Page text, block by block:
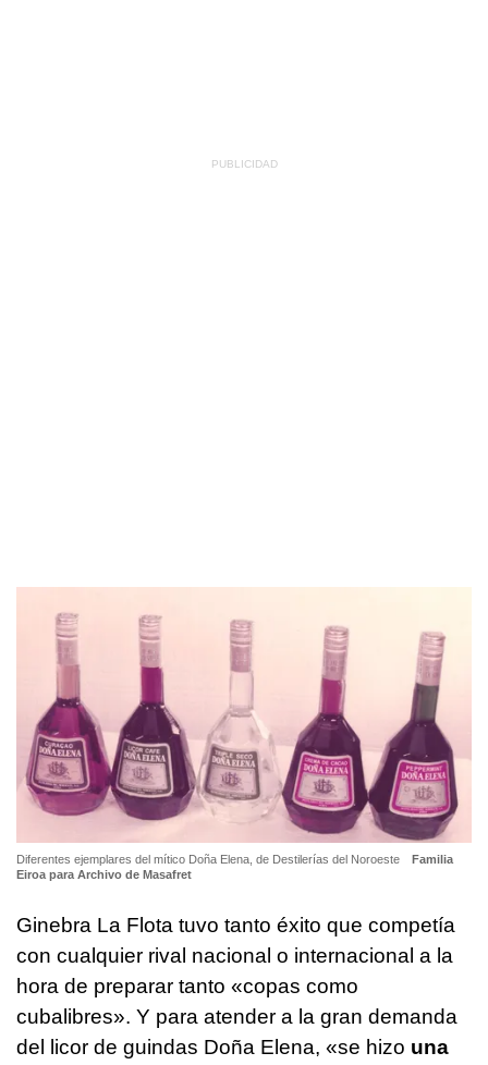
Diferentes ejemplares del mítico Doña Elena, de Destilerías del Noroeste
Familia
Eiroa para Archivo de Masafret
Ginebra La Flota tuvo tanto éxito que competía
con cualquier rival nacional o internacional a la
hora de preparar tanto «copas como
cubalibres». Y para atender a la gran demanda
del licor de guindas Doña Elena, «se hizo una